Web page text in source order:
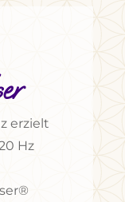
erzielt
Hz